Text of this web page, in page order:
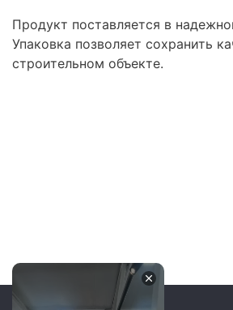
Продукт поставляется в
Упаковка позволяет сохранить
строительном объекте.